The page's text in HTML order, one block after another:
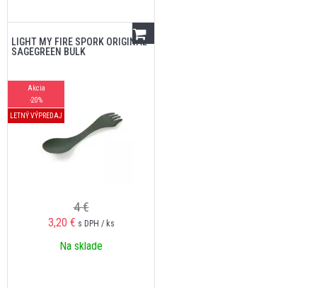
LIGHT MY FIRE SPORK ORIGINAL
SAGEGREEN BULK
Akcia
-20%
LETNÝ VÝPREDAJ
4 €
3,20 € s DPH / ks
Na sklade